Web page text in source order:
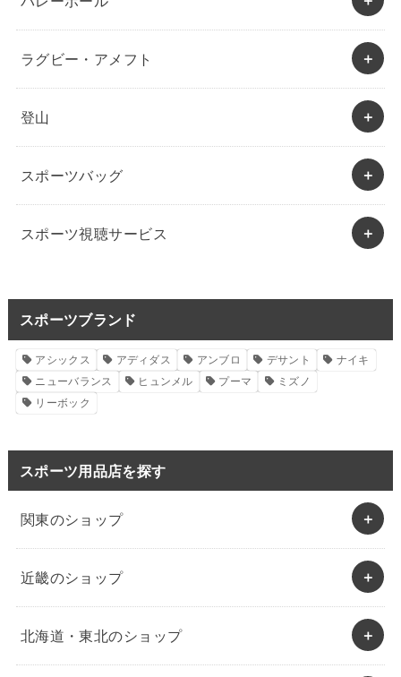
ラグビー・アメフト
登山
スポーツバッグ
スポーツ視聴サービス
スポーツブランド
アシックス アディダス アンブロ デサント
ナイキ
ニューバランス
ヒュンメル プーマ
ミズノ
リーボック
スポーツ用品店を探す
関東のショップ
近畿のショップ
北海道・東北のショップ